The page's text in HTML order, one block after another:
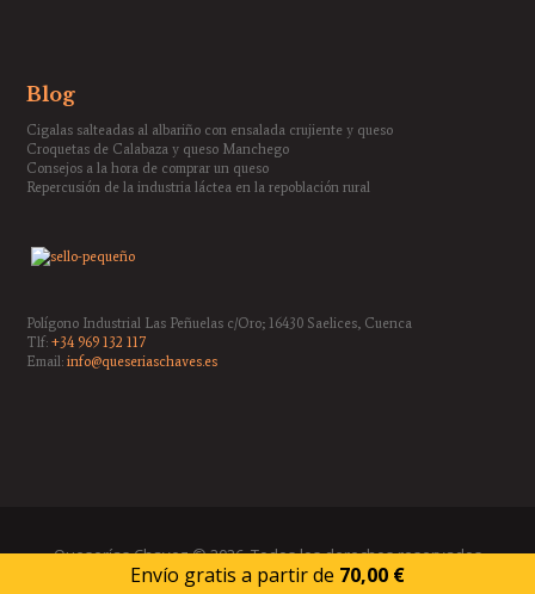
Blog
Cigalas salteadas al albariño con ensalada crujiente y queso
Croquetas de Calabaza y queso Manchego
Consejos a la hora de comprar un queso
Repercusión de la industria láctea en la repoblación rural
Polígono Industrial Las Peñuelas c/Oro; 16430 Saelices, Cuenca
Tlf:+34 969 132 117
Email:info@queseriaschaves.es
Queserías Chavez © 2026. Todos los derechos reservados
Envío gratis a partir de 70,00 €